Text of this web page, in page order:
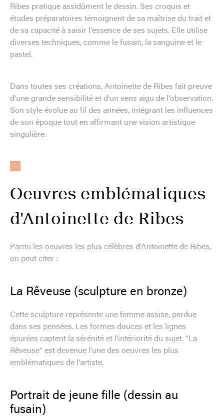
Ribes pratique assidûment le dessin. Ses croquis et
études préparatoires témoignent de sa maîtrise du trait et
de sa capacité à saisir l'essence de ses sujets. Elle utilise
diverses techniques, comme le fusain, la sanguine et le
pastel.
Dans toutes ses créations, Antoinette de Ribes fait preuve
d'une grande sensibilité et d'un sens aigu de l'observation.
Son style évolue au fil des années, intégrant les influences
de son époque tout en affirmant une vision artistique
singulière.
Oeuvres emblématiques
d'Antoinette de Ribes
Parmi les oeuvres les plus célèbres d'Antoinette de Ribes,
on peut citer :
La Rêveuse (sculpture en bronze)
Cette sculpture représente une femme assise, perdue
dans ses pensées. Les formes douces et les lignes
épurées captent la sérénité et l'intériorité du sujet. "La
Rêveuse" est devenue l'une des oeuvres les plus
emblématiques de l'artiste.
Portrait de jeune fille (dessin au
fusain)